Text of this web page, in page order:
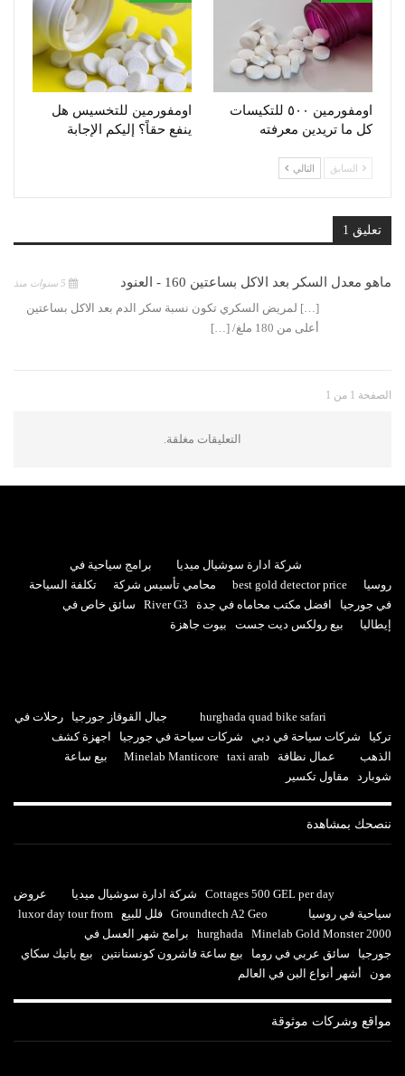
اومفورمين ٥٠٠ للتكيسات
كل ما تريدين معرفته
اومفورمين للتخسيس هل
ينفع حقاً؟ إليكم الإجابة
السابق التالي
تعليق 1
ماهو معدل السكر بعد الاكل بساعتين 160 - العنود
[…] لمريض السكري تكون نسبة سكر الدم بعد الاكل بساعتين
أعلى من 180 ملغ/ […]
الصفحة 1 من 1
التعليقات مغلقة.
شركة ادارة سوشيال ميديا
برامج سياحية في
روسيا
best gold detector price محامي تأسيس شركة
تكلفة السياحة
في جورجيا
افضل مكتب محاماه في جدة River G3
سائق خاص في
إيطاليا
بيع رولكس ديت جست بيوت جاهزة
hurghada quad bike safari جبال القوقاز جورجيا
رحلات في
تركيا
شركات سياحة في دبي شركات سياحة في جورجيا
اجهزة كشف
الذهب
عمال نظافة Minelab Manticore taxi arab
بيع ساعة
شوبارد
مقاول تكسير
ننصحك بمشاهدة
Cottages 500 GEL per day شركة ادارة سوشيال ميديا
عروض
سياحية في روسيا
Groundtech A2 Geo فلل للبيع
luxor day tour from
hurghada
Minelab Gold Monster 2000
برامج شهر العسل في
جورجيا
سائق عربي في روما بيع ساعة فاشرون كونستانتين
بيع باتيك سكاي
مون
أشهر أنواع البن في العالم
مواقع وشركات موثوقة